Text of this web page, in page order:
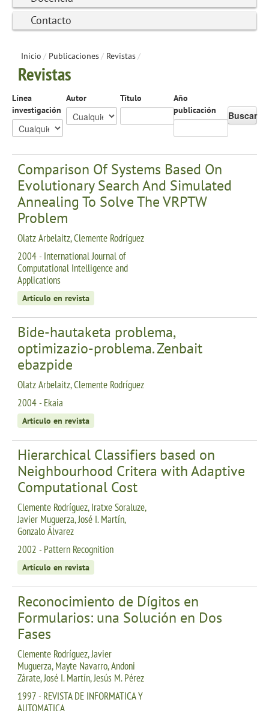
Contacto
Inicio / Publicaciones/ Revistas/
Revistas
Línea
investigación
Autor Título
Año
publicación
Buscar
Comparison Of Systems Based On
Evolutionary Search And Simulated
Annealing To Solve The VRPTW
Problem
Olatz Arbelaitz, Clemente Rodríguez
2004 - International Journal of
Computational Intelligence and
Applications
Artículo en revista
Bide-hautaketa problema,
optimizazio-problema. Zenbait
ebazpide
Olatz Arbelaitz, Clemente Rodríguez
2004 - Ekaia
Artículo en revista
Hierarchical Classifiers based on
Neighbourhood Critera with Adaptive
Computational Cost
Clemente Rodríguez, Iratxe Soraluze,
Javier Muguerza, José I. Martín,
Gonzalo Álvarez
2002 - Pattern Recognition
Artículo en revista
Reconocimiento de Dígitos en
Formularios: una Solución en Dos
Fases
Clemente Rodríguez, Javier
Muguerza, Mayte Navarro, Andoni
Zárate, José I. Martín, Jesús M. Pérez
1997 - REVISTA DE INFORMATICA Y
AUTOMATICA